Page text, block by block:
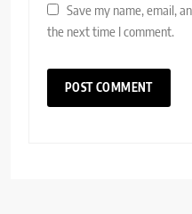
Save my name, email,
the next time I comment.